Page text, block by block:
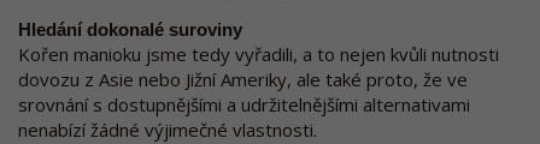
Hledání dokonalé suroviny
Kořen manioku jsme tedy vyřadili, a to nejen kvůli nutnosti
dovozu z Asie nebo Jižní Ameriky, ale také proto, že ve
srovnání s dostupnějšími a udržitelnějšími alternativami
nenabízí žádné výjimečné vlastnosti.